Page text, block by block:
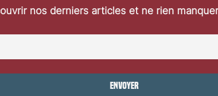
nos derniers articles et ne rien
Envoyer